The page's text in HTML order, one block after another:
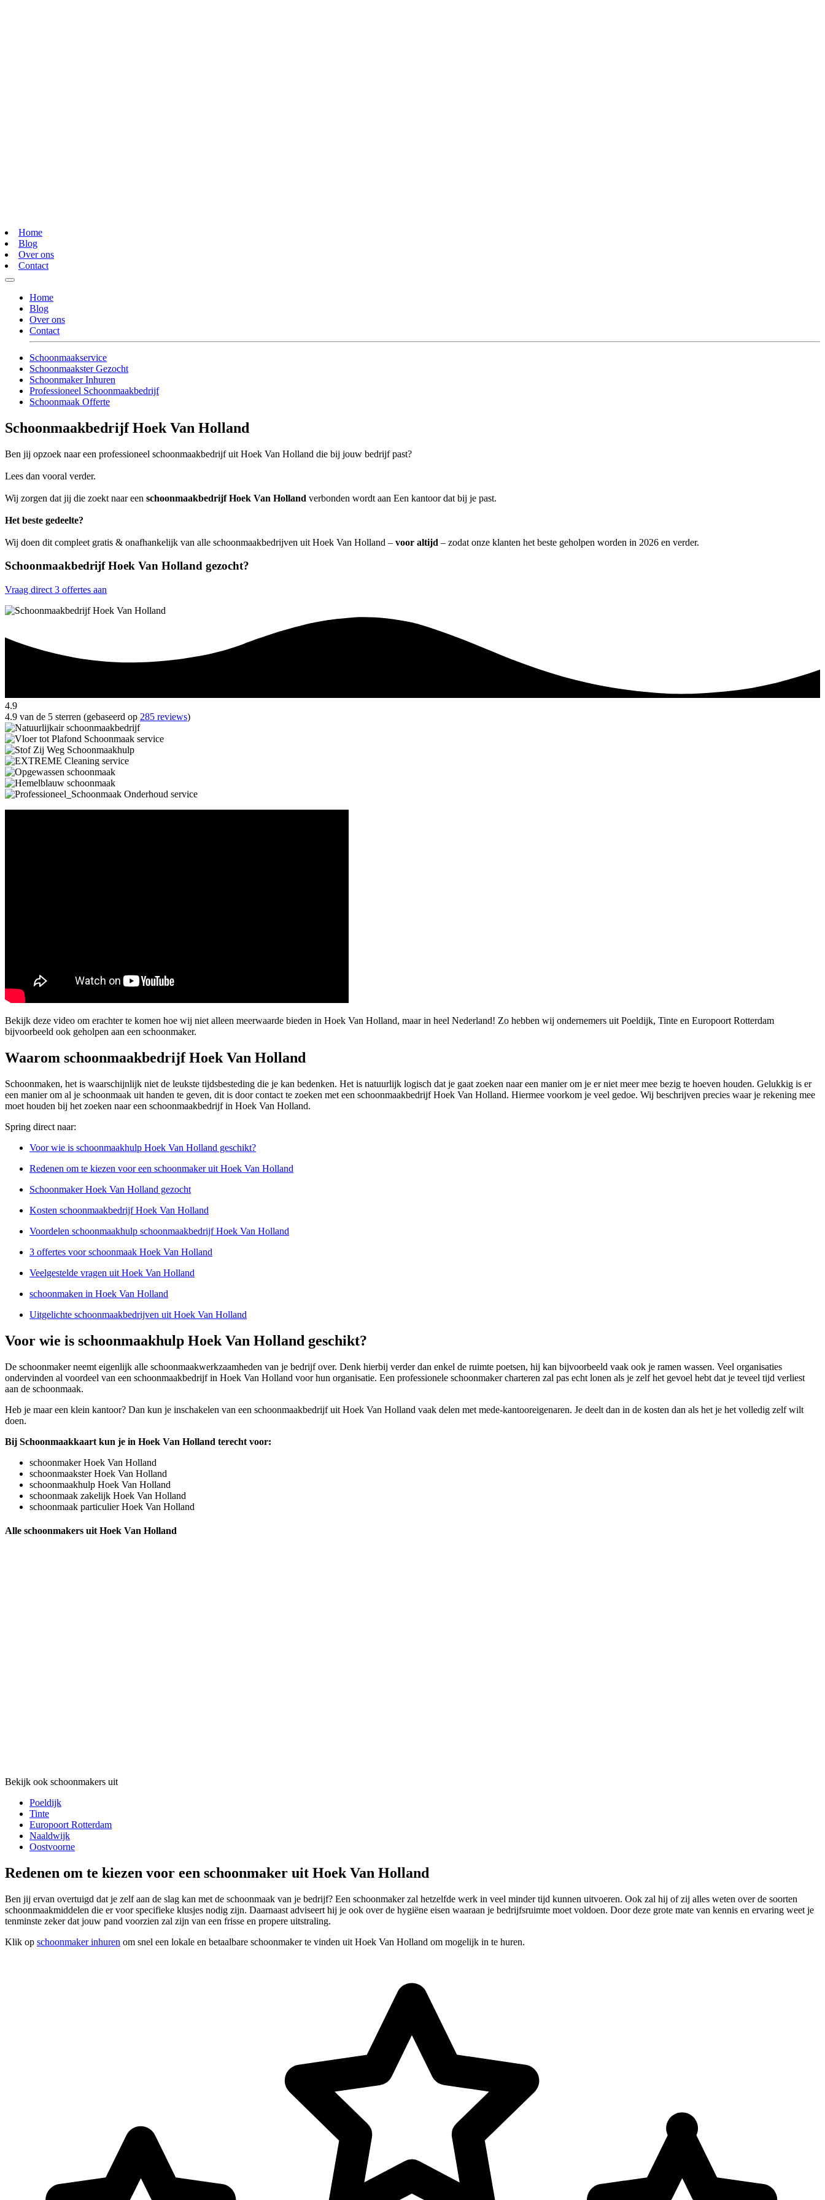
Home
Blog
Over ons
Contact
Home
Blog
Over ons
Contact
Schoonmaakservice
Schoonmaakster Gezocht
Schoonmaker Inhuren
Professioneel Schoonmaakbedrijf
Schoonmaak Offerte
Schoonmaakbedrijf Hoek Van Holland
Ben jij opzoek naar een professioneel schoonmaakbedrijf uit Hoek Van Holland die bij jouw bedrijf past?
Lees dan vooral verder.
Wij zorgen dat jij die zoekt naar een schoonmaakbedrijf Hoek Van Holland verbonden wordt aan Een kantoor dat bij je past.
Het beste gedeelte?
Wij doen dit compleet gratis & onafhankelijk van alle schoonmaakbedrijven uit Hoek Van Holland – voor altijd – zodat onze klanten het beste geholpen worden in 2026 en verder.
Schoonmaakbedrijf Hoek Van Holland gezocht?
Vraag direct 3 offertes aan
4.9
4.9 van de 5 sterren (gebaseerd op 285 reviews)
Bekijk deze video om erachter te komen hoe wij niet alleen meerwaarde bieden in Hoek Van Holland, maar in heel Nederland! Zo hebben wij ondernemers uit Poeldijk, Tinte en Europoort Rotterdam
bijvoorbeeld ook geholpen aan een schoonmaker.
Waarom schoonmaakbedrijf Hoek Van Holland
Schoonmaken, het is waarschijnlijk niet de leukste tijdsbesteding die je kan bedenken. Het is natuurlijk logisch dat je gaat zoeken naar een manier om je er niet meer mee bezig te hoeven houden. Gelukkig is er
een manier om al je schoonmaak uit handen te geven, dit is door contact te zoeken met een schoonmaakbedrijf Hoek Van Holland. Hiermee voorkom je veel gedoe. Wij beschrijven precies waar je rekening mee
moet houden bij het zoeken naar een schoonmaakbedrijf in Hoek Van Holland.
Spring direct naar:
Voor wie is schoonmaakhulp Hoek Van Holland geschikt?
Redenen om te kiezen voor een schoonmaker uit Hoek Van Holland
Schoonmaker Hoek Van Holland gezocht
Kosten schoonmaakbedrijf Hoek Van Holland
Voordelen schoonmaakhulp schoonmaakbedrijf Hoek Van Holland
3 offertes voor schoonmaak Hoek Van Holland
Veelgestelde vragen uit Hoek Van Holland
schoonmaken in Hoek Van Holland
Uitgelichte schoonmaakbedrijven uit Hoek Van Holland
Voor wie is schoonmaakhulp Hoek Van Holland geschikt?
De schoonmaker neemt eigenlijk alle schoonmaakwerkzaamheden van je bedrijf over. Denk hierbij verder dan enkel de ruimte poetsen, hij kan bijvoorbeeld vaak ook je ramen wassen. Veel organisaties
ondervinden al voordeel van een schoonmaakbedrijf in Hoek Van Holland voor hun organisatie. Een professionele schoonmaker charteren zal pas echt lonen als je zelf het gevoel hebt dat je teveel tijd verliest
aan de schoonmaak.
Heb je maar een klein kantoor? Dan kun je inschakelen van een schoonmaakbedrijf uit Hoek Van Holland vaak delen met mede-kantooreigenaren. Je deelt dan in de kosten dan als het je het volledig zelf wilt
doen.
Bij Schoonmaakkaart kun je in Hoek Van Holland terecht voor:
schoonmaker Hoek Van Holland
schoonmaakster Hoek Van Holland
schoonmaakhulp Hoek Van Holland
schoonmaak zakelijk Hoek Van Holland
schoonmaak particulier Hoek Van Holland
Alle schoonmakers uit Hoek Van Holland
Bekijk ook schoonmakers uit
Poeldijk
Tinte
Europoort Rotterdam
Naaldwijk
Oostvoorne
Redenen om te kiezen voor een schoonmaker uit Hoek Van Holland
Ben jij ervan overtuigd dat je zelf aan de slag kan met de schoonmaak van je bedrijf? Een schoonmaker zal hetzelfde werk in veel minder tijd kunnen uitvoeren. Ook zal hij of zij alles weten over de soorten
schoonmaakmiddelen die er voor specifieke klusjes nodig zijn. Daarnaast adviseert hij je ook over de hygiëne eisen waaraan je bedrijfsruimte moet voldoen. Door deze grote mate van kennis en ervaring weet je
tenminste zeker dat jouw pand voorzien zal zijn van een frisse en propere uitstraling.
Klik op schoonmaker inhuren om snel een lokale en betaalbare schoonmaker te vinden uit Hoek Van Holland om mogelijk in te huren.